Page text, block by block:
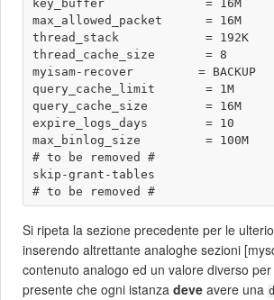
key_buffer              = 16M
max_allowed_packet      = 16M
thread_stack            = 192K
thread_cache_size       = 8
myisam-recover         = BACKUP
query_cache_limit       = 1M
query_cache_size        = 16M
expire_logs_days        = 10
max_binlog_size         = 100M
# to be removed #
skip-grant-tables
Si ripeta la sezione precedente per le
inserendo altrettante analoghe sezioni
contenuto analogo ed un valore diverso
presente che ogni istanza deve avere una